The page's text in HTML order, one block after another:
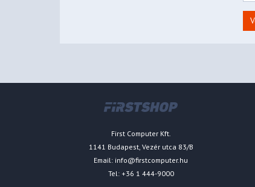
First Computer Kft.
1141 Budapest, Vezér utca 83/B
Email: info@firstcomputer.hu
Tel: +36 1 444-9000